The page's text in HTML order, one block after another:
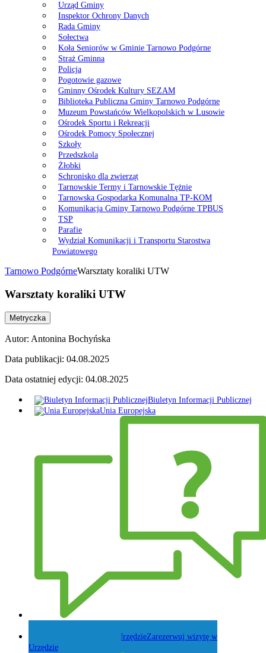
Urząd Gminy
Inspektor Ochrony Danych
Rada Gminy
Sołectwa
Koła Seniorów w Gminie Tarnowo Podgórne
Straż Gminna
Policja
Pogotowie gazowe
Gminny Ośrodek Kultury SEZAM
Biblioteka Publiczna Gminy Tarnowo Podgórne
Muzeum Powstańców Wielkopolskich w Lusowie
Ośrodek Sportu i Rekreacji
Ośrodek Pomocy Społecznej
Szkoły
Przedszkola
Żłobki
Schronisko dla zwierząt
Tarnowskie Termy i Tarnowskie Tężnie
Tarnowska Gospodarka Komunalna TP-KOM
Komunikacja Gminy Tarnowo Podgórne TPBUS
TSP
Parafie
Wydział Komunikacji i Transportu Starostwa
Powiatowego
Tarnowo PodgórneWarsztaty koraliki UTW
Warsztaty koraliki UTW
Metryczka
Autor: Antonina Bochyńska
Data publikacji: 04.08.2025
Data ostatniej edycji: 04.08.2025
Biuletyn Informacji Publicznej
Unia Europejska
Zarezerwuj wizytę w
Urzędzie